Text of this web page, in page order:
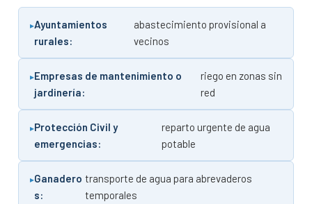
Ayuntamientos
rurales:
abastecimiento provisional a
vecinos
Empresas de mantenimiento o
jardinería:
riego en zonas sin
red
Protección Civil y
emergencias:
reparto urgente de agua
potable
Ganadero
s:
transporte de agua para abrevaderos
temporales